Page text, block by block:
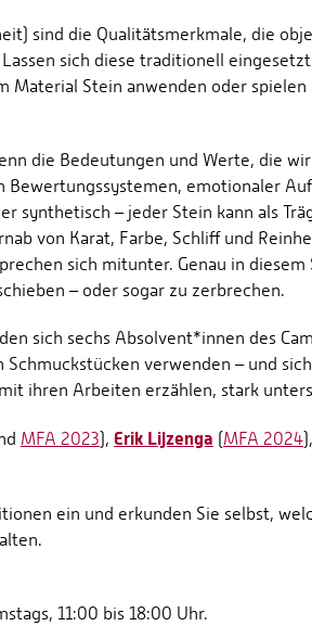
sind die Qualitätsmerkmale, die
sich diese traditionell
Material Stein anwenden oder
die Bedeutungen und Werte, die
emotionaler
synthetisch – jeder Stein kann als
von Karat, Farbe, Schliff und
sich mitunter. Genau in diesem
– oder sogar zu zerbrechen.
sich sechs Absolvent*innen des
verwenden – und
ihren Arbeiten erzählen, stark
MFA 2023), Erik Lijzenga (MFA 2024),
ein und erkunden Sie selbst,
11:00 bis 18:00 Uhr.